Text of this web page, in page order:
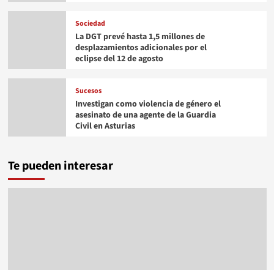
Sociedad
La DGT prevé hasta 1,5 millones de
desplazamientos adicionales por el
eclipse del 12 de agosto
Sucesos
Investigan como violencia de género el
asesinato de una agente de la Guardia
Civil en Asturias
Te pueden interesar